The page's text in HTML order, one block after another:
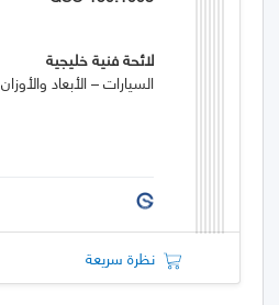
لائحة فنية خليجية
السيارات – الأبعاد والأوزان
نظرة سريعة